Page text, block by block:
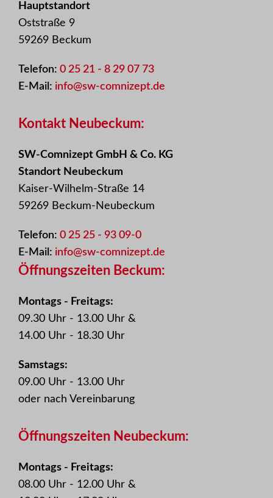
Hauptstandort
Oststraße 9
59269 Beckum
Telefon: 0 25 21 - 8 29 07 73
E-Mail: info@sw-comnizept.de
Kontakt Neubeckum:
SW-Comnizept GmbH & Co. KG
Standort Neubeckum
Kaiser-Wilhelm-Straße 14
59269 Beckum-Neubeckum
Telefon: 0 25 25 - 93 09-0
E-Mail: info@sw-comnizept.de
Öffnungszeiten Beckum:
Montags - Freitags:
09.30 Uhr - 13.00 Uhr &
14.00 Uhr - 18.30 Uhr
Samstags:
09.00 Uhr - 13.00 Uhr
oder nach Vereinbarung
Öffnungszeiten Neubeckum:
Montags - Freitags:
08.00 Uhr - 12.00 Uhr &